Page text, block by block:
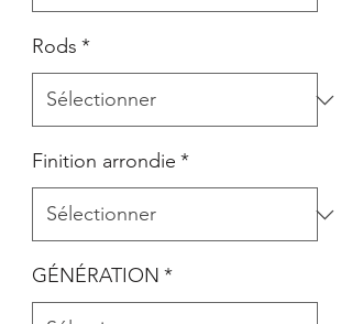
Rods *
Finition arrondie *
GÉNÉRATION *